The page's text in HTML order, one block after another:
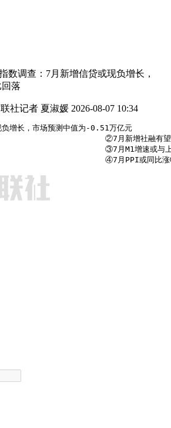
数调查：7月新增信贷或现负增长，
回落
社记者 夏淑媛 2026-08-07 10:34
增长，市场预测中值为-0.51万亿元
②7月新增社融有望
③7月M1增速或与上
④7月PPI或同比涨